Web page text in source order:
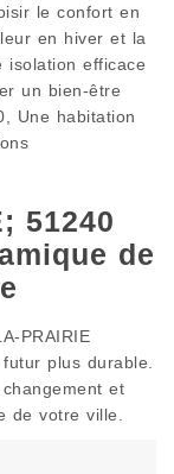
le confort en
en hiver et la
isolation efficace
un bien-être
Une habitation
51240
de
PRAIRIE
plus durable.
et
de votre ville.